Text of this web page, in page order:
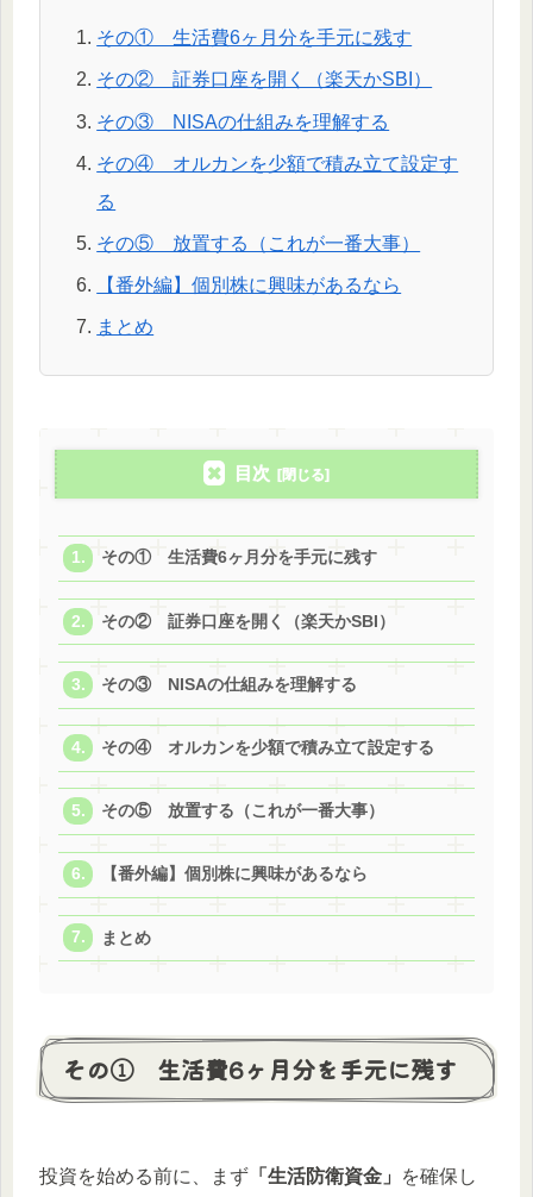
その① 生活費6ヶ月分を手元に残す
その② 証券口座を開く（楽天かSBI）
その③ NISAの仕組みを理解する
その④ オルカンを少額で積み立て設定す
る
その⑤ 放置する（これが一番大事）
【番外編】個別株に興味があるなら
まとめ
目次
その① 生活費6ヶ月分を手元に残す
その② 証券口座を開く（楽天かSBI）
その③ NISAの仕組みを理解する
その④ オルカンを少額で積み立て設定する
その⑤ 放置する（これが一番大事）
【番外編】個別株に興味があるなら
まとめ
その① 生活費6ヶ月分を手元に残す
投資を始める前に、まず 「生活防衛資金」
を確保し